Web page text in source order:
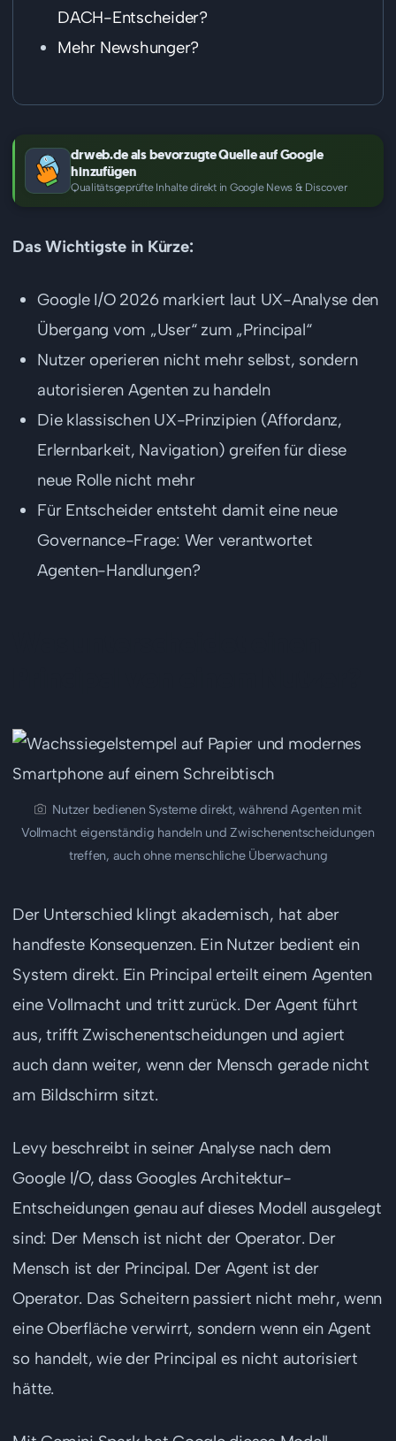
DACH-Entscheider?
Mehr Newshunger?
drweb.de als bevorzugte Quelle auf Google
hinzufügen
Qualitätsgeprüfte Inhalte direkt in Google News & Discover
Das Wichtigste in Kürze:
Google I/O 2026 markiert laut UX-Analyse den
Übergang vom „User“ zum „Principal“
Nutzer operieren nicht mehr selbst, sondern
autorisieren Agenten zu handeln
Die klassischen UX-Prinzipien (Affordanz,
Erlernbarkeit, Navigation) greifen für diese
neue Rolle nicht mehr
Für Entscheider entsteht damit eine neue
Governance-Frage: Wer verantwortet
Agenten-Handlungen?
Nutzer bedienen Systeme direkt, während Agenten mit
Vollmacht eigenständig handeln und Zwischenentscheidungen
treffen, auch ohne menschliche Überwachung
Der Unterschied klingt akademisch, hat aber
handfeste Konsequenzen. Ein Nutzer bedient ein
System direkt. Ein Principal erteilt einem Agenten
eine Vollmacht und tritt zurück. Der Agent führt
aus, trifft Zwischenentscheidungen und agiert
auch dann weiter, wenn der Mensch gerade nicht
am Bildschirm sitzt.
Levy beschreibt in seiner Analyse nach dem
Google I/O, dass Googles Architektur-
Entscheidungen genau auf dieses Modell ausgelegt
sind: Der Mensch ist nicht der Operator. Der
Mensch ist der Principal. Der Agent ist der
Operator. Das Scheitern passiert nicht mehr, wenn
eine Oberfläche verwirrt, sondern wenn ein Agent
so handelt, wie der Principal es nicht autorisiert
hätte.